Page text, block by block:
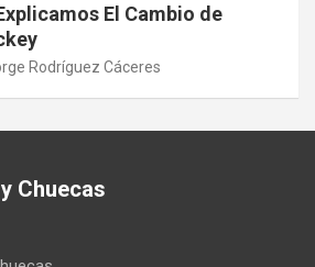
El Cambio de
Rodríguez Cáceres
Chuecas